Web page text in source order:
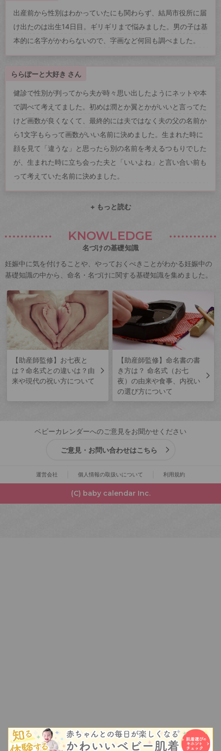
出産前から性別はわかっていたにも関わらず、結局市役所に届
け出たのは出生14日目。ギリギリまで悩みました。男の子は基
本的に名字がかわらないので、字画など何回も調べました。
ららぽーと大好き さん
健診で性別が判ってから夫が時々思い出したようにネットや本
で調べて考えてました。初めは潤とか翼とかがいいと言ってた
けど画数が良くなくて、最終的には夫ではなく夫の父の名前か
ら1文字もらって画数がいい名前に決めました。生まれた時に
顔を見て「違うな」と思ったら別の名前を考えるつもりでした
が、生まれた時に立ち会った夫と「いいよね」と言い合い前も
って考えていた名前に決めました。
+ もっと読む
KNOWLEDGE
名づけの基礎知識
妊娠中に気を付けることや、やっておくべきことがわかる妊娠中の
基礎知識の中から、命名・名づけに関する基礎知識を集めました。
【助産師監修】お七夜と
は？命名式との違いは？由
来や現代の祝い方について
【助産師監修】命名書の書
き方は？ 命名式（お七
夜）の由来や食事、内祝い
の選び方について
ベビーカレンダーへのご意見をお聞かせください
ご意見・お問い合わせはこちら
運営会社 個人情報の取扱いについて 利用規約
(C) baby calendar Inc.